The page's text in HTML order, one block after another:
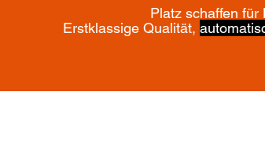
Platz schaffen für
Erstklassige Qualität,